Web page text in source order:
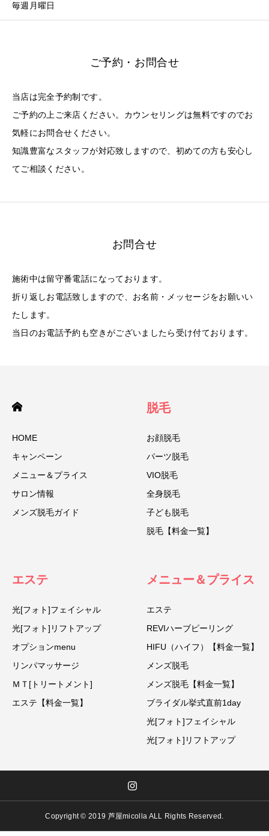
毎週月曜日
ご予約・お問合せ
当店は完全予約制です。
ご予約の上ご来店ください。カウンセリングは無料ですのでお
気軽にお問合せください。
知識豊富なスタッフが対応致しますので、初めての方も安心し
てご相談ください。
お問合せ
施術中は留守番電話になっております。
折り返しお電話致しますので、お名前・メッセージをお願いい
たします。
当日のお電話予約も空きがございましたら受け付ております。
HOME
キャンペーン
メニュー＆プライス
サロン情報
メンズ脱毛ガイド
脱毛
お顔脱毛
パーツ脱毛
VIO脱毛
全身脱毛
子ども脱毛
脱毛【料金一覧】
エステ
光[フォト]フェイシャル
光[フォト]リフトアップ
オプションmenu
リンパマッサージ
ＭＴ[トリートメント]
エステ【料金一覧】
メニュー＆プライス
エステ
REVIハーブピーリング
HIFU（ハイフ）【料金一覧】
メンズ脱毛
メンズ脱毛【料金一覧】
ブライダル挙式直前1day
光[フォト]フェイシャル
光[フォト]リフトアップ
Copyright © 2019 芦屋micolla ALL Rights Reserved.